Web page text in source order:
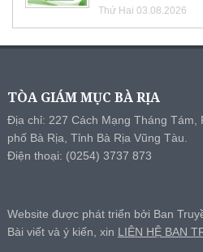
Thứ Hai 03.08.2026
TÒA GIÁM MỤC BÀ RỊA
Địa chỉ: 227 Cách Mạng Tháng Tám,
phố Bà Rịa, Tỉnh Bà Rịa Vũng Tàu.
Điện thoại: (0254) 3737 873
Website được phát triển bởi Ban
Bài viết và ý kiến, xin LIÊN HỆ BAN